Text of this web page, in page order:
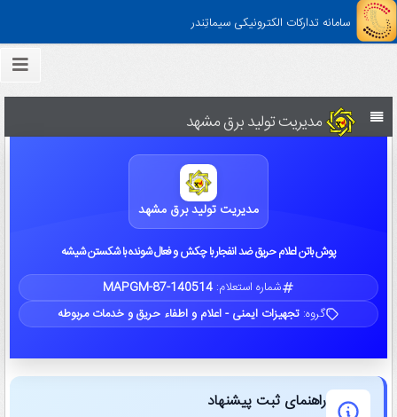
سامانه تدارکات الکترونیکی سیماتِندر
مدیریت تولید برق مشهد
مدیریت تولید برق مشهد
پوش باتن اعلام حریق ضد انفجار با چکش و فعال شونده با شکستن شیشه
شماره استعلام:MAPGM-87-140514
گروه: تجهیزات ایمنی - اعلام و اطفاء حریق و خدمات مربوطه
راهنمای ثبت پیشنهاد